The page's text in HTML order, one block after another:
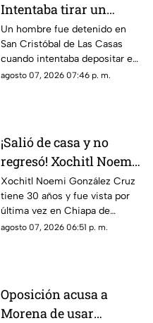
Intentaba tirar un
becerro muerto en un
contenedor de basura
en SCLC
Un hombre fue detenido en
San Cristóbal de Las Casas
cuando intentaba depositar en
un contenedor un costal que
agosto 07, 2026 07:46 p. m.
¡Salió de casa y no
regresó! Xochitl Noemi
desapareció en Chiapa
de Corzo
Xochitl Noemi González Cruz
tiene 30 años y fue vista por
última vez en Chiapa de
Corzo, Chiapas.
agosto 07, 2026 06:51 p. m.
Oposición acusa a
Morena de usar